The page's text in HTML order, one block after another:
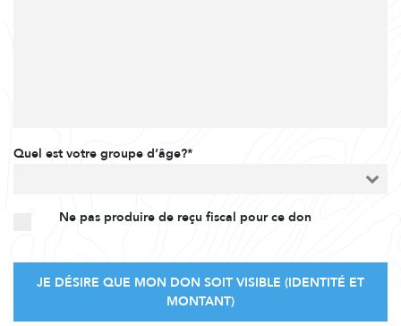
Quel est votre groupe d’âge?*
Ne pas produire de reçu fiscal pour ce don
JE DÉSIRE QUE MON DON SOIT VISIBLE (IDENTITÉ ET
MONTANT)